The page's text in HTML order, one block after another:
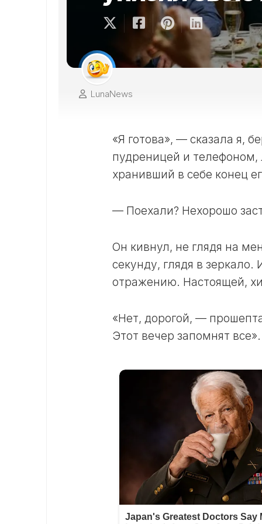
LunaNews
«Я готова», — сказала я,
пудреницей и
хранивший в себе конец
— Поехали? Нехорошо
Он кивнул, не глядя на
секунду, глядя в
отражению. Настоящей,
«Нет, дорогой, —
Этот вечер запомнят все».